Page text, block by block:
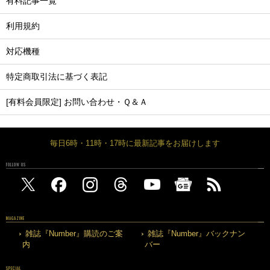
利用規約
対応機種
特定商取引法に基づく表記
[有料会員限定] お問い合わせ・Ｑ＆Ａ
毎日6時・11時・17時に最新記事をお届けします
FOLLOW US
MAGAZINE
雑誌『Number』購読のご案
内
雑誌『Number』バックナン
バー
SPECIAL